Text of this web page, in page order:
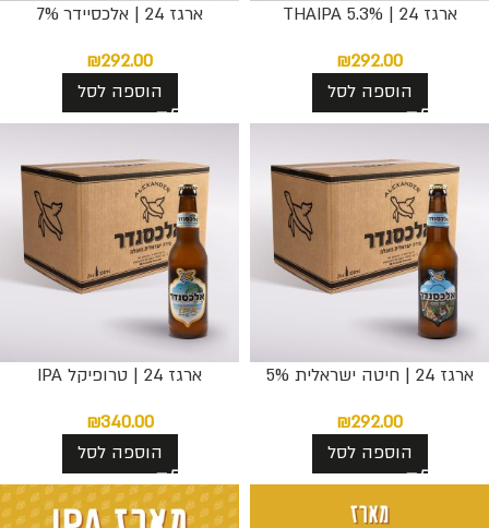
ארגז 24 | THAIPA 5.3%
₪292.00
הוספה לסל
ארגז 24 | אלכסיידר 7%
₪292.00
הוספה לסל
ארגז 24 | חיטה ישראלית 5%
₪292.00
הוספה לסל
ארגז 24 | טרופיקל IPA
₪340.00
הוספה לסל